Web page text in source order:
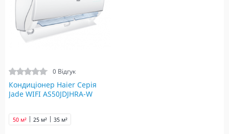
0 Відгук
Кондиціонер Haier Серія
Jade WIFI AS50JDJHRA-W
25 м² 35 м²
50 м²